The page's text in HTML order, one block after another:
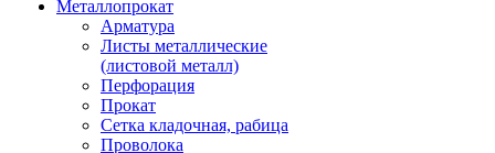
Металлопрокат
Арматура
Листы металлические
(листовой металл)
Перфорация
Прокат
Сетка кладочная, рабица
Проволока